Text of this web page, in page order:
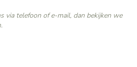
via telefoon of e-mail, dan bekijken we